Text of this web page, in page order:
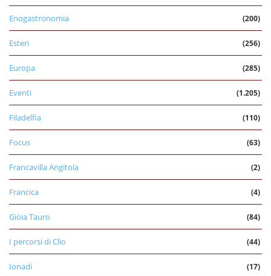
Enogastronomia (200)
Esteri (256)
Europa (285)
Eventi (1.205)
Filadelfia (110)
Focus (63)
Francavilla Angitola (2)
Francica (4)
Gioia Tauro (84)
I percorsi di Clio (44)
Ionadi (17)